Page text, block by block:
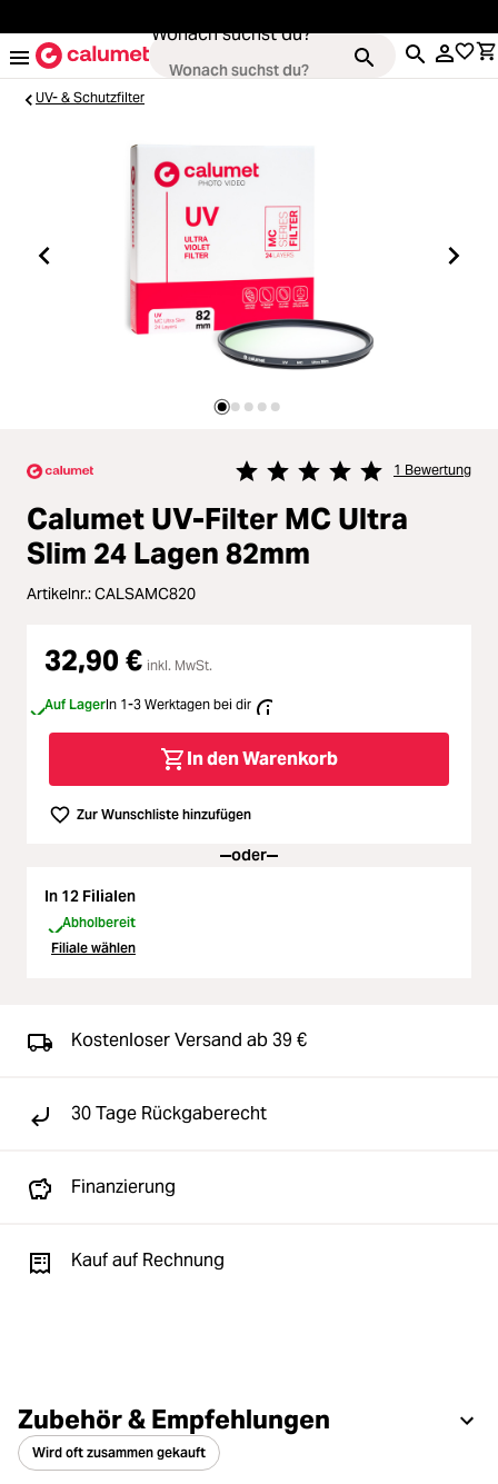
Wonach suchst du?
Kameras
Objektive
Loading...
Video & Drohnen
Stative & Gimbals
Loading...
Loading...
Licht & Studio
Loading...
Loading...
Ferngläser
Loading...
Second Hand
Loading...
SALE
Loading...
UV- & Schutzfilter
Durchschnittliche Bewertung
1 Bewertung
Calumet UV-Filter MC Ultra
Slim 24 Lagen 82mm
Artikelnr.:CALSAMC820
32,90 € inkl. MwSt.
Auf LagerIn 1-3 Werktagen bei dir
In den Warenkorb
Zur Wunschliste hinzufügen
oder
In 12 Filialen
Abholbereit
Filiale wählen
Kostenloser Versand ab 39 €
30 Tage Rückgaberecht
Finanzierung
Kauf auf Rechnung
Zubehör & Empfehlungen
Wird oft zusammen gekauft